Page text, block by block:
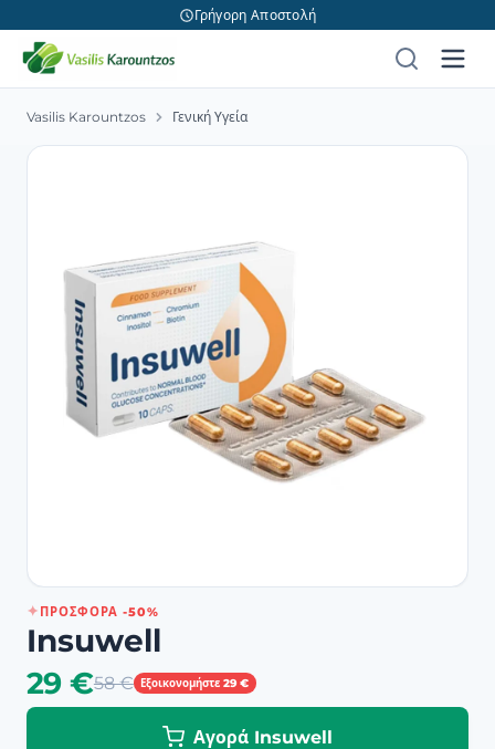
Γρήγορη Αποστολή
Vasilis Karountzos Γενική Υγεία
ΠΡΟΣΦΟΡΆ -50%
Insuwell
29 €58 € Εξοικονομήστε 29 €
Αγορά Insuwell